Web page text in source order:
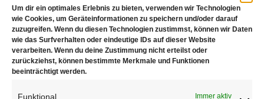
Um dir ein optimales Erlebnis zu bieten, verwenden wir Technologien
wie Cookies, um Geräteinformationen zu speichern und/oder darauf
zuzugreifen. Wenn du diesen Technologien zustimmst, können wir Daten
wie das Surfverhalten oder eindeutige IDs auf dieser Website
verarbeiten. Wenn du deine Zustimmung nicht erteilst oder
zurückziehst, können bestimmte Merkmale und Funktionen
beeinträchtigt werden.
Funktional Immer aktiv
Zur Wunschliste